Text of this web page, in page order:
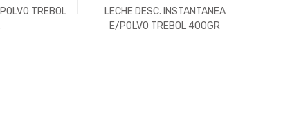
TREBOL
LECHE DESC. INSTANTANEA
E/POLVO TREBOL 400GR